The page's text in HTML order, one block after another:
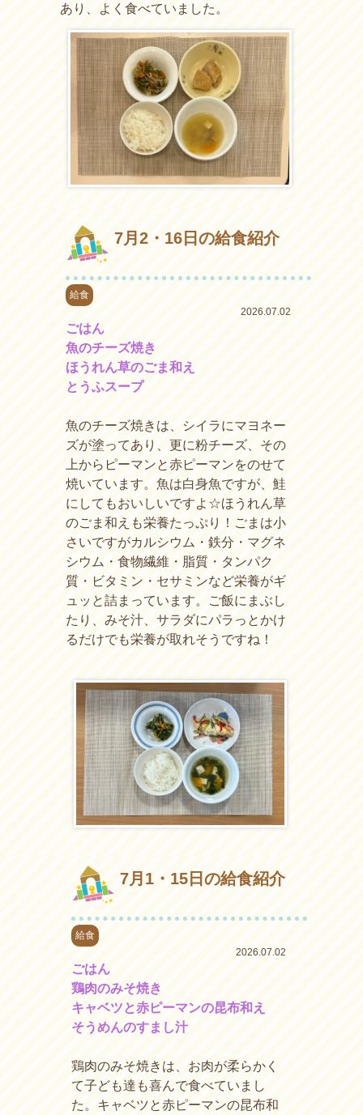
あり、よく食べていました。
7月2・16日の給食紹介
給食
2026.07.02
ごはん
魚のチーズ焼き
ほうれん草のごま和え
とうふスープ
魚のチーズ焼きは、シイラにマヨネー
ズが塗ってあり、更に粉チーズ、その
上からピーマンと赤ピーマンをのせて
焼いています。魚は白身魚ですが、鮭
にしてもおいしいですよ☆ほうれん草
のごま和えも栄養たっぷり！ごまは小
さいですがカルシウム・鉄分・マグネ
シウム・食物繊維・脂質・タンパク
質・ビタミン・セサミンなど栄養がギ
ュッと詰まっています。ご飯にまぶし
たり、みそ汁、サラダにパラっとかけ
るだけでも栄養が取れそうですね！
7月1・15日の給食紹介
給食
2026.07.02
ごはん
鶏肉のみそ焼き
キャベツと赤ピーマンの昆布和え
そうめんのすまし汁
鶏肉のみそ焼きは、お肉が柔らかく
て子ども達も喜んで食べていまし
た。キャベツと赤ピーマンの昆布和